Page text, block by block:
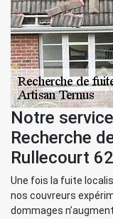
Notre
Recherche
Rullecourt
Une fois la fuite
nos couvreurs
dommages